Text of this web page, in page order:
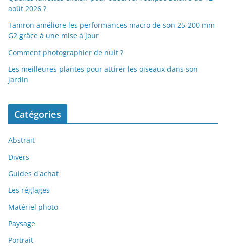
août 2026 ?
Tamron améliore les performances macro de son 25-200 mm
G2 grâce à une mise à jour
Comment photographier de nuit ?
Les meilleures plantes pour attirer les oiseaux dans son
jardin
Catégories
Abstrait
Divers
Guides d'achat
Les réglages
Matériel photo
Paysage
Portrait